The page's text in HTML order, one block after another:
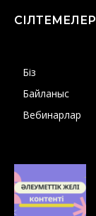
СІЛТЕМЕЛЕР
Біз
Байланыс
Вебинарлар